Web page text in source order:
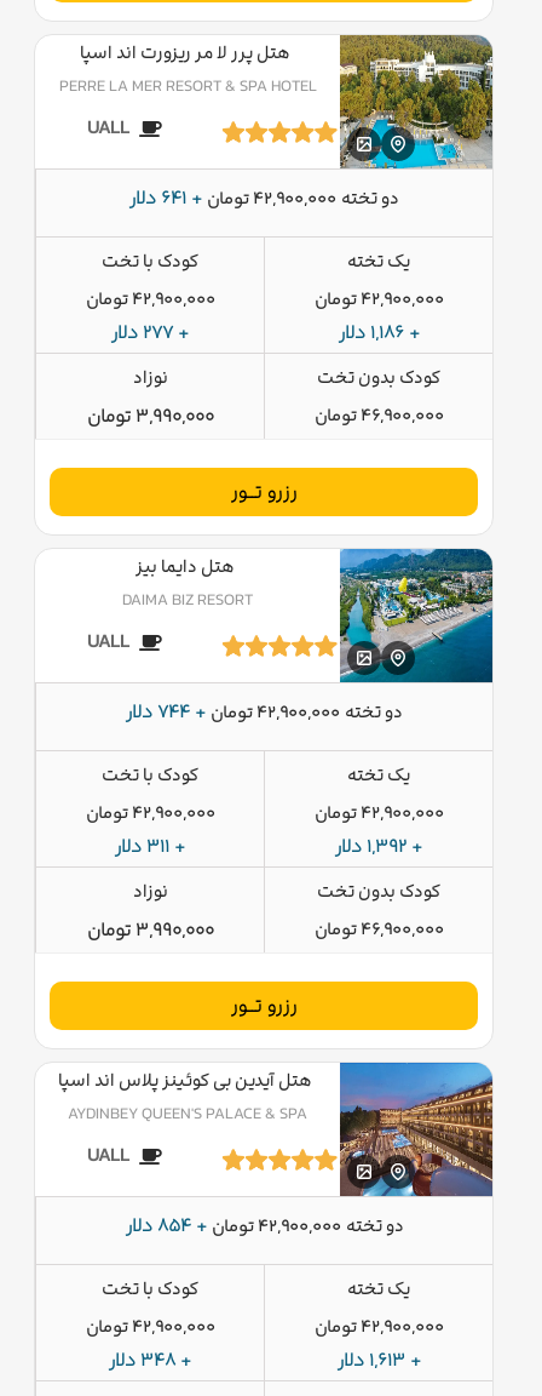
هتل پرر لا مر ریزورت اند اسپا
PERRE LA MER RESORT & SPA HOTEL
UALL
دو تخته 42,900,000 تومان + 641 دلار
یک تخته
42,900,000 تومان
+ 1,186 دلار
کودک با تخت
42,900,000 تومان
+ 277 دلار
کودک بدون تخت
46,900,000 تومان
نوزاد
3,990,000 تومان
رزرو تــور
هتل دایما بیز
DAIMA BIZ RESORT
UALL
دو تخته 42,900,000 تومان + 744 دلار
یک تخته
42,900,000 تومان
+ 1,392 دلار
کودک با تخت
42,900,000 تومان
+ 311 دلار
کودک بدون تخت
46,900,000 تومان
نوزاد
3,990,000 تومان
رزرو تــور
هتل آیدین بی کوئینز پلاس اند اسپا
AYDINBEY QUEEN'S PALACE & SPA
UALL
دو تخته 42,900,000 تومان + 854 دلار
یک تخته
42,900,000 تومان
+ 1,613 دلار
کودک با تخت
42,900,000 تومان
+ 348 دلار